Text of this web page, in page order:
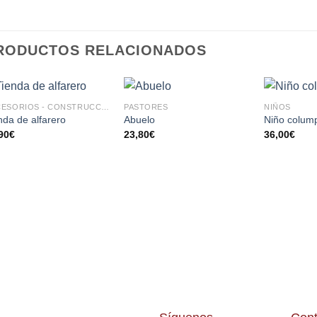
RELACIONADOS
AÑADIR
de alfarero
€
PASTORES
Abuelo
23,80€
NIÑOS
Niño
36,00€